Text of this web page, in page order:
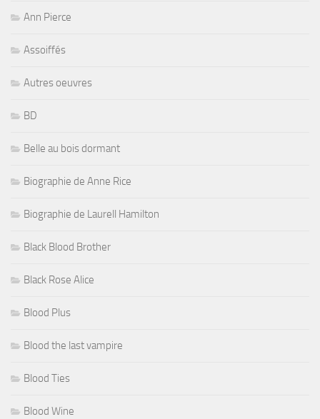
Ann Pierce
Assoiffés
Autres oeuvres
BD
Belle au bois dormant
Biographie de Anne Rice
Biographie de Laurell Hamilton
Black Blood Brother
Black Rose Alice
Blood Plus
Blood the last vampire
Blood Ties
Blood Wine